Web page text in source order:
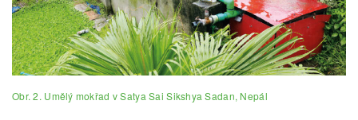
Obr. 2. Umělý mokřad v Satya Sai Sikshya Sadan, Nepál